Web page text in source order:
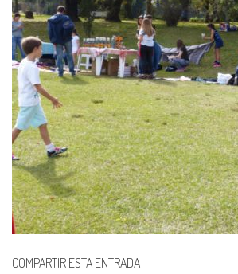
COMPARTIR ESTA ENTRADA